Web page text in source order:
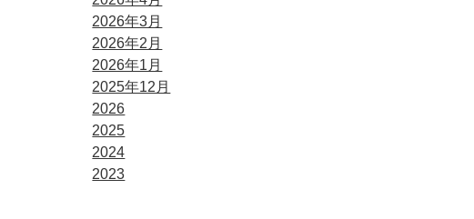
2026年3月
2026年2月
2026年1月
2025年12月
2026
2025
2024
2023